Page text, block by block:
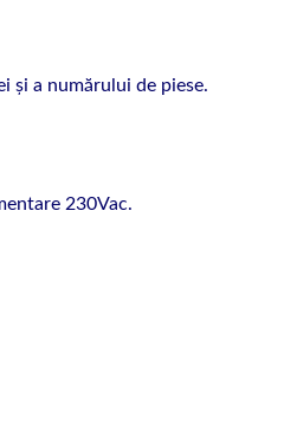
și a numărului de piese.
230Vac.